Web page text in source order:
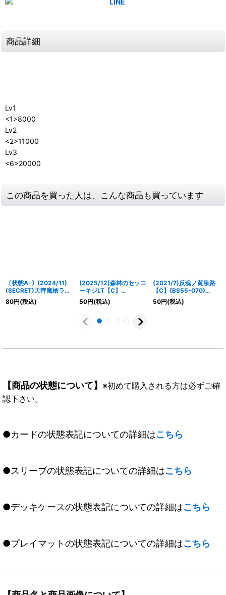
商品詳細
Lv1
<1>8000
Lv2
<2>11000
Lv3
<6>20000
この商品を買った人は、こんな商品も買っています
〔状態A-〕(2024/11)
(SECRET)天秤魔槍ライ
ブラジャベリン(BSC44
収録)【R-SEC】{BS52-
80円(税込)
(2025/12)森林のセッコ
ーキジLT【C】
{BSC50-007}《緑》
50円(税込)
(2021/7)反魂ノ黄泉路
【C】{BS55-070}
《紫》
50円(税込)
【商品の状態について】 ※初めて購入される方は必ずご確
認下さい。
●カードの状態表記についての詳細はこちら
●スリーブの状態表記についての詳細はこちら
●デッキケースの状態表記についての詳細はこちら
●プレイマットの状態表記についての詳細はこちら